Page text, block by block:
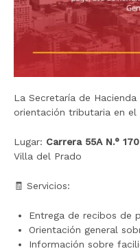
La Secretaría de
orientación tributaria en
Lugar: Carrera 55A N.°
Villa del Prado
🧾 Servicios:
Entrega de recibos de
Orientación general
Información sobre